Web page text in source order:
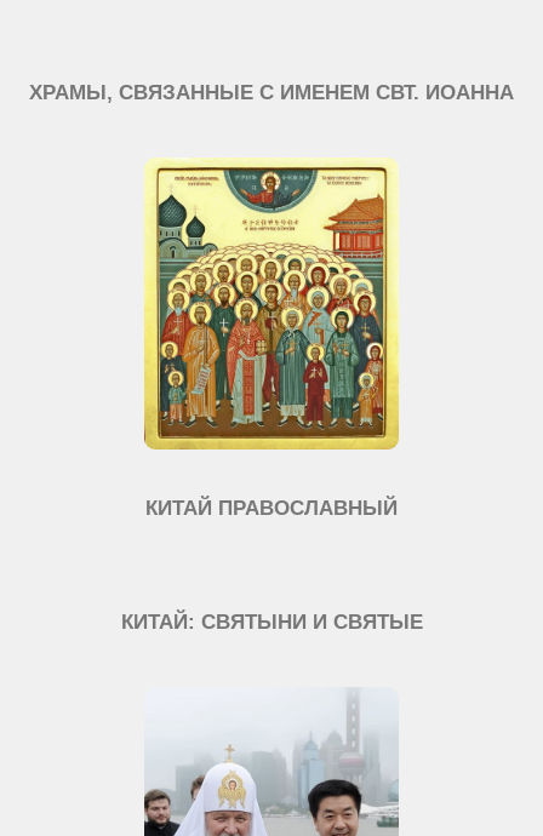
ХРАМЫ, СВЯЗАННЫЕ С ИМЕНЕМ СВТ. ИОАННА
КИТАЙ ПРАВОСЛАВНЫЙ
КИТАЙ: СВЯТЫНИ И СВЯТЫЕ